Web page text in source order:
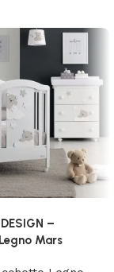
–
Mars